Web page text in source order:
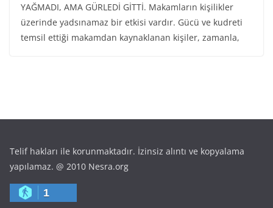
YAĞMADI, AMA GÜRLEDİ GİTTİ. Makamların kişilikler
üzerinde yadsınamaz bir etkisi vardır. Gücü ve kudreti
temsil ettiği makamdan kaynaklanan kişiler, zamanla,
Telif hakları ile korunmaktadır. İzinsiz alıntı ve kopyalama
yapılamaz. @ 2010 Nesra.org
1